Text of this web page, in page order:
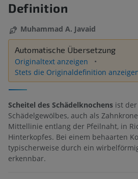
Definition
Muhammad A. Javaid
Automatische Übersetzung
Originaltext anzeigen
Stets die Originaldefinition
Scheitel des Schädelknochens ist
Schädelgewölbes, auch als
Mittellinie entlang der Pfeilnaht, in
Hinterkopfes. Bei einem behaarten
typischerweise durch ein
erkennbar.